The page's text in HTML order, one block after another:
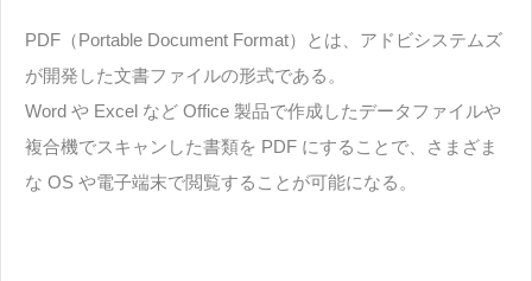
PDF（Portable Document Format）とは、アドビシステムズ
が開発した文書ファイルの形式である。
Word や Excel など Office 製品で作成したデータファイルや
複合機でスキャンした書類を PDF にすることで、さまざま
な OS や電子端末で閲覧することが可能になる。